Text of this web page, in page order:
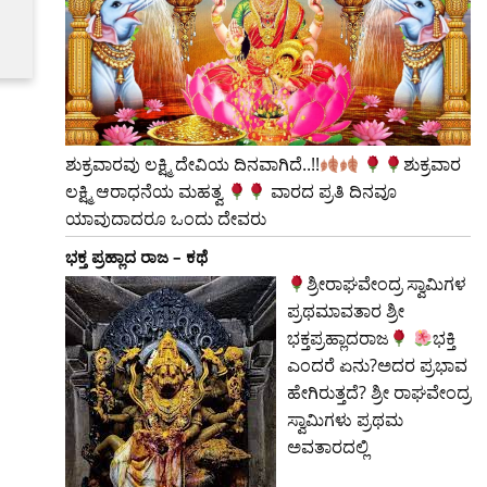
ಶುಕ್ರವಾರವು ಲಕ್ಷ್ಮಿ ದೇವಿಯ ದಿನವಾಗಿದೆ..!!
​ಶುಕ್ರವಾರ
ಲಕ್ಷ್ಮಿ ಆರಾಧನೆಯ ಮಹತ್ವ
ವಾರದ ಪ್ರತಿ ದಿನವೂ
ಯಾವುದಾದರೂ ಒಂದು ದೇವರು
ಭಕ್ತ ಪ್ರಹ್ಲಾದ ರಾಜ – ಕಥೆ
ಶ್ರೀರಾಘವೇಂದ್ರ ಸ್ವಾಮಿಗಳ
ಪ್ರಥಮಾವತಾರ ಶ್ರೀ
ಭಕ್ತಪ್ರಹ್ಲಾದರಾಜ
ಭಕ್ತಿ
ಎಂದರೆ ಏನು?ಅದರ ಪ್ರಭಾವ
ಹೇಗಿರುತ್ತದೆ? ಶ್ರೀ ರಾಘವೇಂದ್ರ
ಸ್ವಾಮಿಗಳು ಪ್ರಥಮ
ಅವತಾರದಲ್ಲಿ